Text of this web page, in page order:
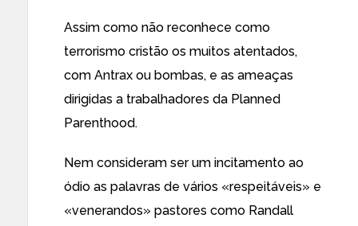
Assim como não reconhece como
terrorismo cristão os muitos atentados,
com Antrax ou bombas, e as ameaças
dirigidas a trabalhadores da Planned
Parenthood.
Nem consideram ser um incitamento ao
ódio as palavras de vários «respeitáveis» e
«venerandos» pastores como Randall